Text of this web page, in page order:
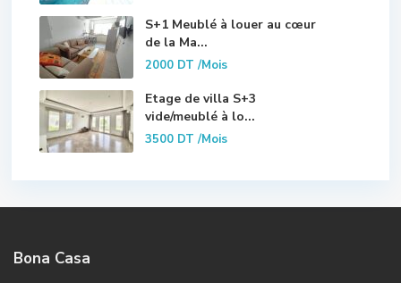
S+1 Meublé à louer au cœur
de la Ma...
2000 DT/Mois
Etage de villa S+3
vide/meublé à lo...
3500 DT/Mois
Bona Casa